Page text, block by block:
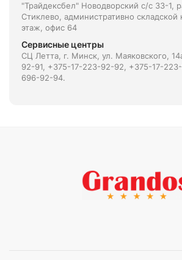
"Трайдексбел" Новодворский с/с 33-1,
Стиклево, административно
этаж, офис 64
Сервисные центры
СЦ Летта, г. Минск, ул. Маяковского,
92-91, +375-17-223-92-92, +375-17-
696-92-94.